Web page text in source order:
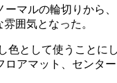
マルの輪切りか
囲気となった。
として使うこと
アマット、セン